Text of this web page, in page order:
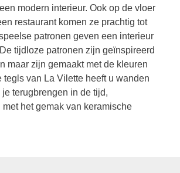
modern interieur. Ook op de vloer
restaurant komen ze prachtig tot
patronen geven een interieur
tijdloze patronen zijn geïnspireerd
maar zijn gemaakt met de kleuren
tegls van La Vilette heeft u wanden
terugbrengen in de tijd,
het gemak van keramische